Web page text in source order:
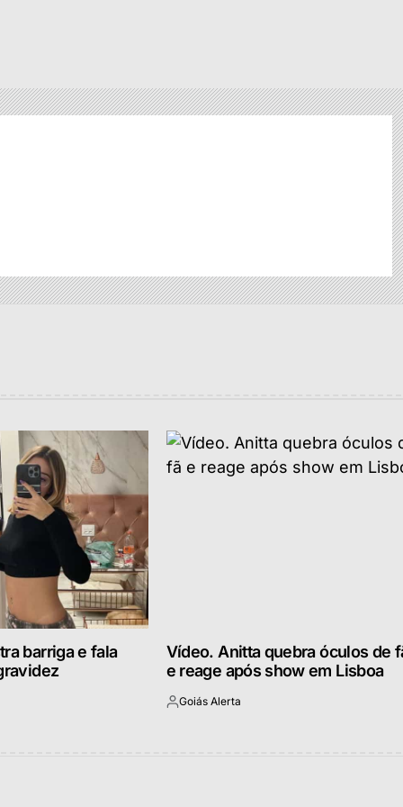
barriga e fala
Vídeo. Anitta quebra óculos de
e reage após show em Lisboa
Postado
Goiás Alerta